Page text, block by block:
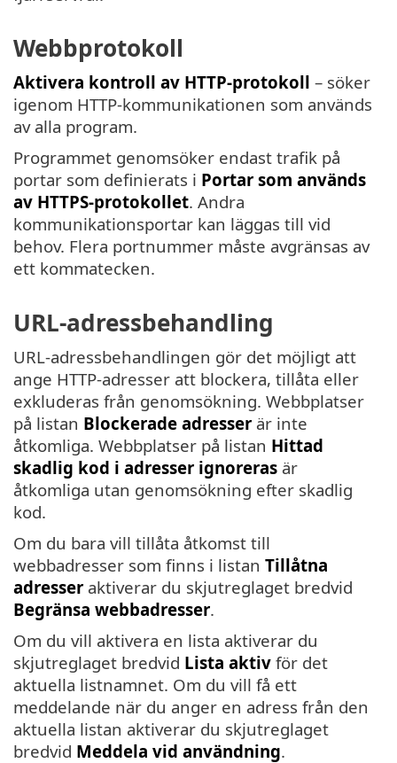
Webbprotokoll
Aktivera kontroll av HTTP-protokoll – söker
igenom HTTP-kommunikationen som används
av alla program.
Programmet genomsöker endast trafik på
portar som definierats i Portar som används
av HTTPS-protokollet. Andra
kommunikationsportar kan läggas till vid
behov. Flera portnummer måste avgränsas av
ett kommatecken.
URL-adressbehandling
URL-adressbehandlingen gör det möjligt att
ange HTTP-adresser att blockera, tillåta eller
exkluderas från genomsökning. Webbplatser
på listan Blockerade adresser är inte
åtkomliga. Webbplatser på listan Hittad
skadlig kod i adresser ignoreras är
åtkomliga utan genomsökning efter skadlig
kod.
Om du bara vill tillåta åtkomst till
webbadresser som finns i listan Tillåtna
adresser aktiverar du skjutreglaget bredvid
Begränsa webbadresser.
Om du vill aktivera en lista aktiverar du
skjutreglaget bredvid Lista aktiv för det
aktuella listnamnet. Om du vill få ett
meddelande när du anger en adress från den
aktuella listan aktiverar du skjutreglaget
bredvid Meddela vid användning.